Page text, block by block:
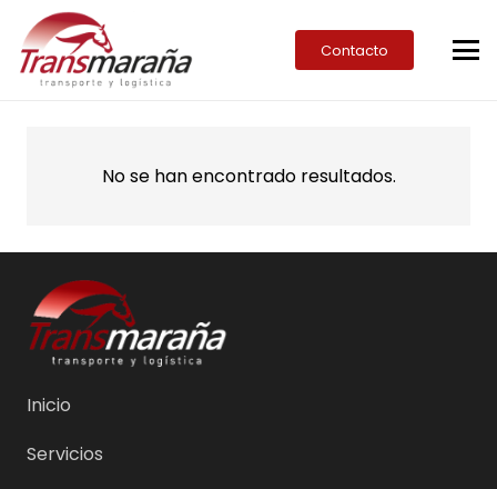
Contacto
No se han encontrado resultados.
Inicio
Servicios